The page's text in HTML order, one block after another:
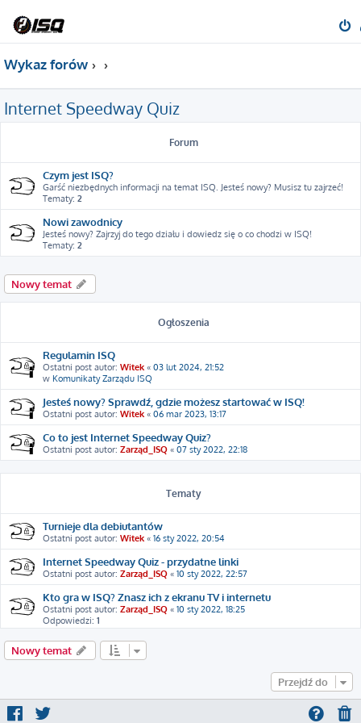
Wykaz forów
Internet Speedway Quiz
Forum
Czym jest ISQ?
Garść niezbędnych informacji na temat ISQ. Jesteś nowy? Musisz tu zajrzeć!
Tematy: 2
Nowi zawodnicy
Jesteś nowy? Zajrzyj do tego działu i dowiedz się o co chodzi w ISQ!
Tematy: 2
Nowy temat
Ogłoszenia
Regulamin ISQ
Ostatni post autor: Witek « 03 lut 2024, 21:52
w Komunikaty Zarządu ISQ
Jesteś nowy? Sprawdź, gdzie możesz startować w ISQ!
Ostatni post autor: Witek « 06 mar 2023, 13:17
Co to jest Internet Speedway Quiz?
Ostatni post autor: Zarząd_ISQ « 07 sty 2022, 22:18
Tematy
Turnieje dla debiutantów
Ostatni post autor: Witek « 16 sty 2022, 20:54
Internet Speedway Quiz - przydatne linki
Ostatni post autor: Zarząd_ISQ « 10 sty 2022, 22:57
Kto gra w ISQ? Znasz ich z ekranu TV i internetu
Ostatni post autor: Zarząd_ISQ « 10 sty 2022, 18:25
Odpowiedzi: 1
Nowy temat
Przejdź do